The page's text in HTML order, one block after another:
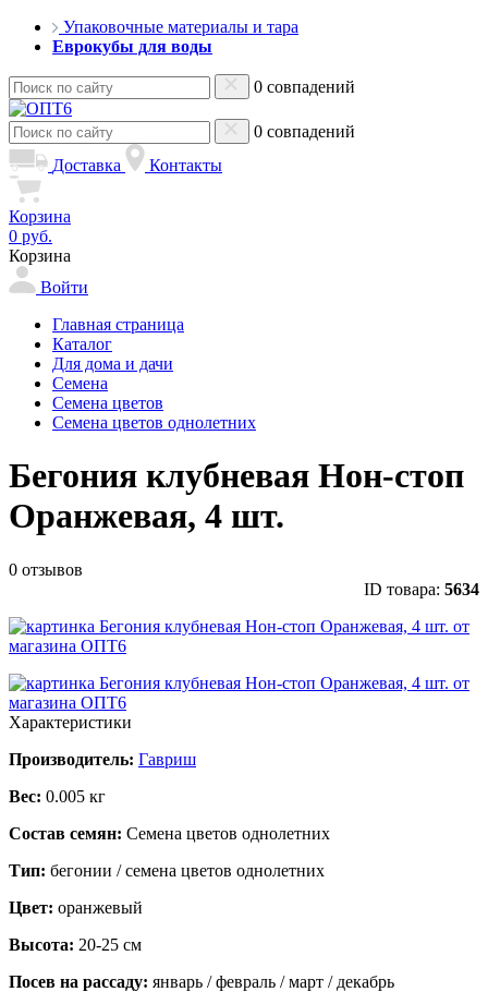
Упаковочные материалы и тара
Еврокубы для воды
0 совпадений
0 совпадений
Доставка
Контакты
Корзина
0 руб.
Корзина
Войти
Главная страница
Каталог
Для дома и дачи
Семена
Семена цветов
Семена цветов однолетних
Бегония клубневая Нон-стоп
Оранжевая, 4 шт.
0 отзывов
ID товара: 5634
Характеристики
Производитель: Гавриш
Вес: 0.005 кг
Состав семян: Семена цветов однолетних
Тип: бегонии / семена цветов однолетних
Цвет: оранжевый
Высота: 20-25 см
Посев на рассаду: январь / февраль / март / декабрь